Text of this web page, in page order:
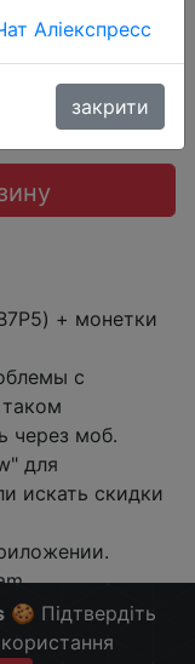
+ монетки
с
через моб.
для
искать скидки
🍪 Підтвердіть
Аліекспресс
закрити